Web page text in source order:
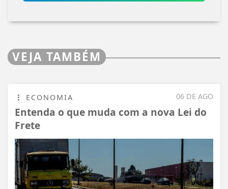
VEJA TAMBÉM
06 DE AGO
ECONOMIA
Entenda o que muda com a nova Lei do
Frete